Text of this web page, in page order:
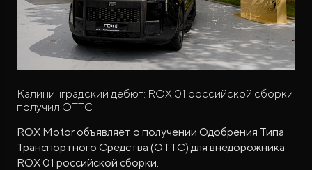
Калининградский дебют: ROX 01 российской сборки
получил ОТТС
ROX Motor объявляет о получении Одобрения Типа
Транспортного Средства (ОТТС) для внедорожника
ROX 01 российской сборки.